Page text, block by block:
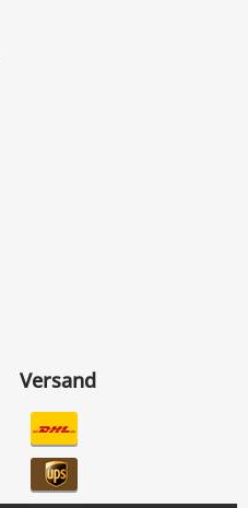
Versand